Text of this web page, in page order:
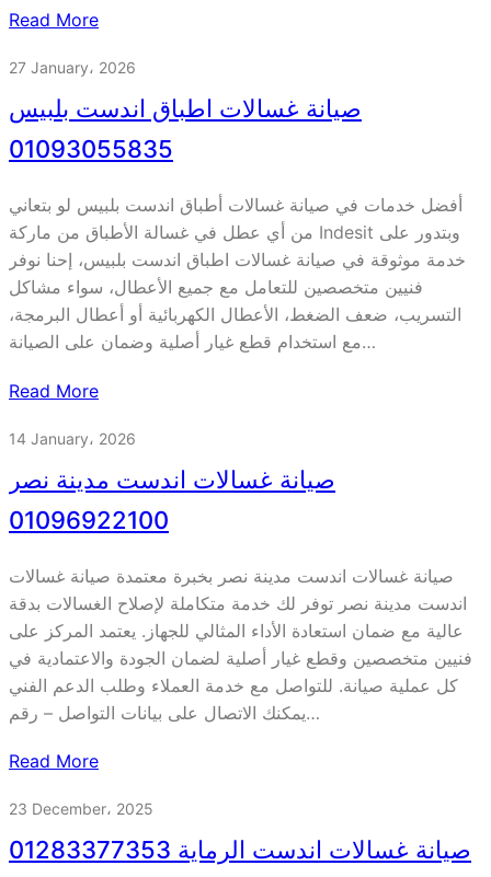
Read More
27 January، 2026
صيانة غسالات اطباق اندست بلبيس
01093055835
أفضل خدمات في صيانة غسالات أطباق اندست بلبيس لو بتعاني
من أي عطل في غسالة الأطباق من ماركة Indesit وبتدور على
خدمة موثوقة في صيانة غسالات اطباق اندست بلبيس، إحنا نوفر
فنيين متخصصين للتعامل مع جميع الأعطال، سواء مشاكل
التسريب، ضعف الضغط، الأعطال الكهربائية أو أعطال البرمجة،
مع استخدام قطع غيار أصلية وضمان على الصيانة…
Read More
14 January، 2026
صيانة غسالات اندست مدينة نصر
01096922100
صيانة غسالات اندست مدينة نصر بخبرة معتمدة صيانة غسالات
اندست مدينة نصر توفر لك خدمة متكاملة لإصلاح الغسالات بدقة
عالية مع ضمان استعادة الأداء المثالي للجهاز. يعتمد المركز على
فنيين متخصصين وقطع غيار أصلية لضمان الجودة والاعتمادية في
كل عملية صيانة. للتواصل مع خدمة العملاء وطلب الدعم الفني
يمكنك الاتصال على بيانات التواصل – رقم…
Read More
23 December، 2025
صيانة غسالات اندست الرماية 01283377353